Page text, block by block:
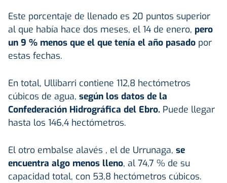
Este porcentaje de llenado es 20 puntos superior
al que había hace dos meses, el 14 de enero, pero
un 9 % menos que el que tenía el año pasado por
estas fechas.
En total, Ullibarri contiene 112,8 hectómetros
cúbicos de agua, según los datos de la
Confederación Hidrográfica del Ebro. Puede llegar
hasta los 146,4 hectómetros.
El otro embalse alavés , el de Urrunaga, se
encuentra algo menos lleno, al 74,7 % de su
capacidad total, con 53,8 hectómetros cúbicos.